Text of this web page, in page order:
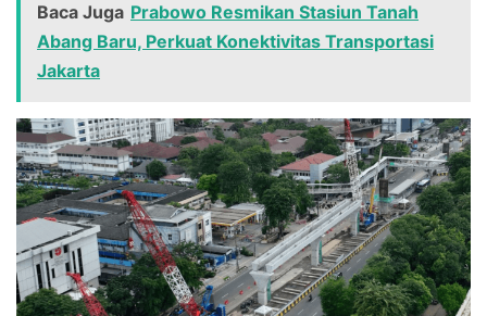
Baca Juga Prabowo Resmikan Stasiun Tanah
Abang Baru, Perkuat Konektivitas Transportasi
Jakarta